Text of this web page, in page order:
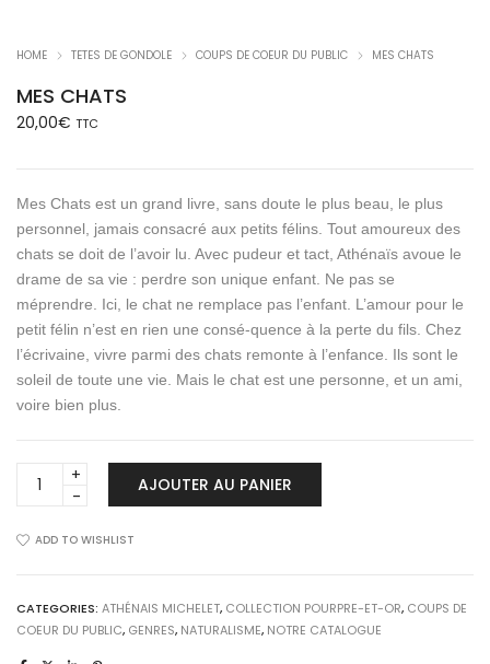
HOME TETES DE GONDOLE COUPS DE COEUR DU PUBLIC MES CHATS
MES CHATS
20,00€ TTC
Mes Chats est un grand livre, sans doute le plus beau, le plus
personnel, jamais consacré aux petits félins. Tout amoureux des
chats se doit de l’avoir lu. Avec pudeur et tact, Athénaïs avoue le
drame de sa vie : perdre son unique enfant. Ne pas se
méprendre. Ici, le chat ne remplace pas l’enfant. L’amour pour le
petit félin n’est en rien une consé-quence à la perte du fils. Chez
l’écrivaine, vivre parmi des chats remonte à l’enfance. Ils sont le
soleil de toute une vie. Mais le chat est une personne, et un ami,
voire bien plus.
MES
CHATS
AJOUTER AU PANIER
ADD TO WISHLIST
CATEGORIES: ATHÉNAIS MICHELET, COLLECTION POURPRE-ET-OR, COUPS DE
COEUR DU PUBLIC, GENRES, NATURALISME, NOTRE CATALOGUE